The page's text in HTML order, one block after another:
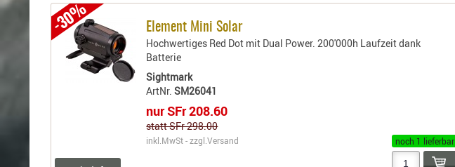
-30% Element Mini Solar
Hochwertiges Red Dot mit Dual Power. 200'000h Laufzeit dank
Batterie
Sightmark
ArtNr.SM26041
nur SFr 208.60
statt SFr 298.00
inkl.MwSt - zzgl.Versand noch 1 lieferbar